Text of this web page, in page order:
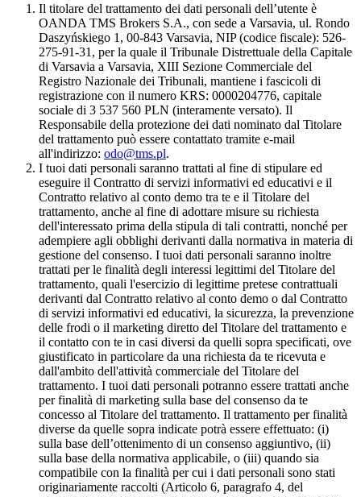
Il titolare del trattamento dei dati personali dell’utente è
OANDA TMS Brokers S.A., con sede a Varsavia, ul. Rondo
Daszyńskiego 1, 00-843 Varsavia, NIP (codice fiscale): 526-
275-91-31, per la quale il Tribunale Distrettuale della Capitale
di Varsavia a Varsavia, XIII Sezione Commerciale del
Registro Nazionale dei Tribunali, mantiene i fascicoli di
registrazione con il numero KRS: 0000204776, capitale
sociale di 3 537 560 PLN (interamente versato). Il
Responsabile della protezione dei dati nominato dal Titolare
del trattamento può essere contattato tramite e-mail
all'indirizzo: odo@tms.pl.
I tuoi dati personali saranno trattati al fine di stipulare ed
eseguire il Contratto di servizi informativi ed educativi e il
Contratto relativo al conto demo tra te e il Titolare del
trattamento, anche al fine di adottare misure su richiesta
dell'interessato prima della stipula di tali contratti, nonché per
adempiere agli obblighi derivanti dalla normativa in materia di
gestione del consenso. I tuoi dati personali saranno inoltre
trattati per le finalità degli interessi legittimi del Titolare del
trattamento, quali l'esercizio di legittime pretese contrattuali
derivanti dal Contratto relativo al conto demo o dal Contratto
di servizi informativi ed educativi, la sicurezza, la prevenzione
delle frodi o il marketing diretto del Titolare del trattamento e
il contatto con te in casi diversi da quelli sopra specificati, ove
giustificato in particolare da una richiesta da te ricevuta e
dall'ambito dell'attività commerciale del Titolare del
trattamento. I tuoi dati personali potranno essere trattati anche
per finalità di marketing sulla base del consenso da te
concesso al Titolare del trattamento. Il trattamento per finalità
diverse da quelle sopra indicate potrà essere effettuato: (i)
sulla base dell’ottenimento di un consenso aggiuntivo, (ii)
sulla base della normativa applicabile, o (iii) quando sia
compatibile con la finalità per cui i dati personali sono stati
originariamente raccolti (Articolo 6, paragrafo 4, del